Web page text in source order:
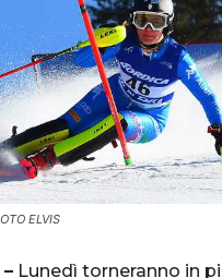
ELVIS
Lunedì torneranno in